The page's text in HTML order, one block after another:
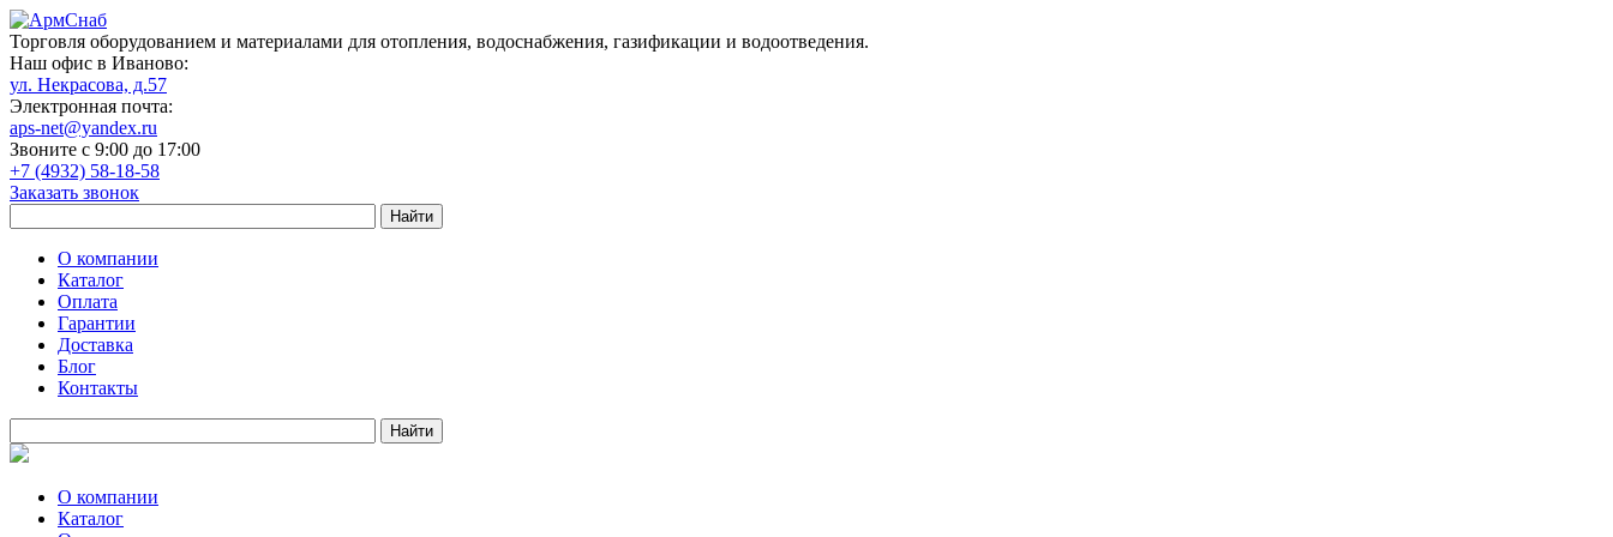
Торговля оборудованием и материалами для отопления, водоснабжения, газификации и водоотведения.
Наш офис в Иваново:
ул. Некрасова, д.57
Электронная почта:
aps-net@yandex.ru
Звоните с 9:00 до 17:00
+7 (4932) 58-18-58
Заказать звонок
О компании
Каталог
Оплата
Гарантии
Доставка
Блог
Контакты
О компании
Каталог